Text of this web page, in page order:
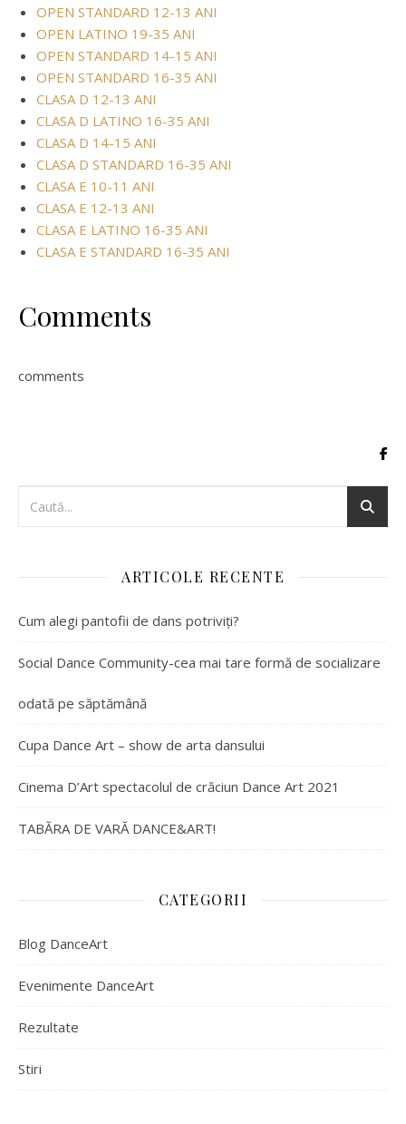
OPEN STANDARD 12-13 ANI
OPEN LATINO 19-35 ANI
OPEN STANDARD 14-15 ANI
OPEN STANDARD 16-35 ANI
CLASA D 12-13 ANI
CLASA D LATINO 16-35 ANI
CLASA D 14-15 ANI
CLASA D STANDARD 16-35 ANI
CLASA E 10-11 ANI
CLASA E 12-13 ANI
CLASA E LATINO 16-35 ANI
CLASA E STANDARD 16-35 ANI
Comments
comments
ARTICOLE RECENTE
Cum alegi pantofii de dans potriviți?
Social Dance Community-cea mai tare formă de socializare
odată pe săptămână
Cupa Dance Art – show de arta dansului
Cinema D’Art spectacolul de crăciun Dance Art 2021
TABĂRA DE VARĂ DANCE&ART!
CATEGORII
Blog DanceArt
Evenimente DanceArt
Rezultate
Stiri